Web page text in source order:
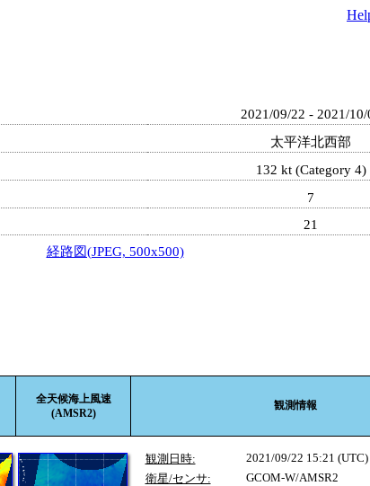
2021/09/22 - 2021/10/
太平洋北西部
132 kt (Category 4)
7
21
経路図(JPEG, 500x500)
全天候海上風速
(AMSR2)
観測情報
観測日時:
2021/09/22 15:21 (UTC)
衛星/センサ:
GCOM-W/AMSR2